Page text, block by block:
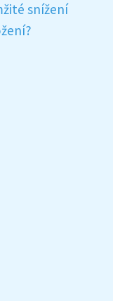
snížení